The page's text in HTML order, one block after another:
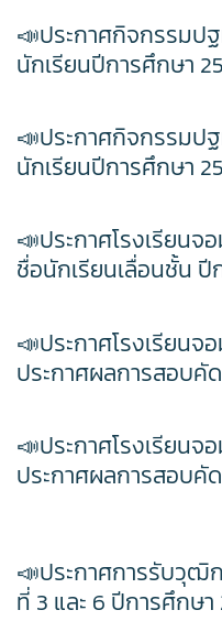
เว็บไซต์กลุ่ม
ตารางเรียน
เว็บไซต์กลุ่ม
เฟสบุคกลุ่มส
ตารางเรียน
สังคมศึกษาฯ
เว็บไซต์กลุ่ม
เฟสบุคกลุ่มส
ตารางเรียน
การงานอาชีพ
เว็บไซต์กลุ่ม
ตารางเรียน
เฟสบุคกลุ่มส
ตารางเรียน
เทคโนโลยี
เว็บไซต์เทคโ
ToBeNumberOne
ITA2567
ITA2566
แผนผังเว็บไซต์
เว็บไซต์เดิม
ตารางเรียน ม.1
ตารางเรียน ม.3
ตารางเรียน ม.5
วิชาวิทยาการค
วิชาออกแบบฯ
วิชาเพิ่มเติม
ครูเเชิด ชูตาลัด
วิชาวิทยาการ
วิชาออกแบบฯ
วิชาเพิ่มเติม
ครูเทพสุดา พรหมส
วิชาวิทยาการค
วิชาออกแบบฯ
ครูประหยัด สายบุตร
วิชาวิทยาการ
วิชาเพิ่มเติม
ครูนิตยา บุญเสริม
วิชาออกแบบฯ
วิชาวิทยาการ
วิชาเพิ่มเติม
ครูมัตติกา สุวงศ์
วิชาออกแบบฯ
วิชาวิทยาการ
วิชาเพิ่มเติม
📣ประกาศกิจกรรมป
นักเรียนปีการศึกษา
🩷 🗓️วันที่15 พฤษภาค
📣ประกาศกิจกรรมป
นักเรียนปีการศึกษา
🩷🗓️วันที่14 พฤษภาค
📣ประกาศโรงเรียนจ
ชื่อนักเรียนเลื่อนชั้น
📣ประกาศโรงเรียนจ
ประกาศผลการสอบคั
📣ประกาศโรงเรียนจ
ประกาศผลการสอบคั
📣ประกาศการรับวุฒิ
ที่ 3 และ 6 ปีการศึกษา